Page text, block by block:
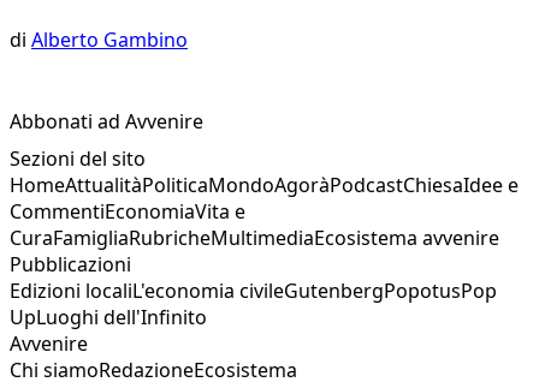
di Alberto Gambino
Abbonati ad Avvenire
Sezioni del sito
HomeAttualitàPoliticaMondoAgoràPodcastChiesaIdee e
CommentiEconomiaVita e
CuraFamigliaRubricheMultimediaEcosistema avvenire
Pubblicazioni
Edizioni localiL'economia civileGutenbergPopotusPop
UpLuoghi dell'Infinito
Avvenire
Chi siamoRedazioneEcosistema